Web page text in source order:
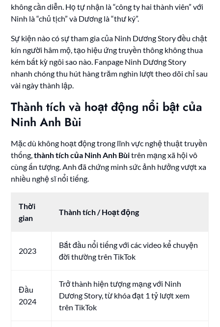
không cần diễn. Họ tự nhận là “công ty hai thành viên” với
Ninh là “chủ tịch” và Dương là “thư ký”.
Sự kiện nào có sự tham gia của Ninh Dương Story đều chật
kín người hâm mộ, tạo hiệu ứng truyền thông không thua
kém bất kỳ ngôi sao nào. Fanpage Ninh Dương Story
nhanh chóng thu hút hàng trăm nghìn lượt theo dõi chỉ sau
vài ngày thành lập.
Thành tích và hoạt động nổi bật của
Ninh Anh Bùi
Mặc dù không hoạt động trong lĩnh vực nghệ thuật truyền
thống,thành tích của Ninh Anh Bùitrên mạng xã hội vô
cùng ấn tượng. Anh đã chứng minh sức ảnh hưởng vượt xa
nhiều nghệ sĩ nổi tiếng.
Thời
gian
Thành tích / Hoạt động
2023
Bắt đầu nổi tiếng với các video kể chuyện
đời thường trên TikTok
Đầu
2024
Trở thành hiện tượng mạng với Ninh
Dương Story, từ khóa đạt 1 tỷ lượt xem
trên TikTok